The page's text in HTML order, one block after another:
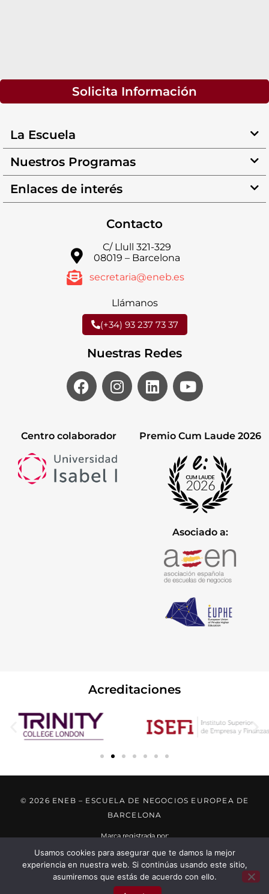
Solicita Información
La Escuela
Nuestros Programas
Enlaces de interés
Contacto
C/ Llull 321-329
08019 – Barcelona
secretaria@eneb.es
Llámanos
(+34) 93 237 73 37
Nuestras Redes
Centro colaborador Premio Cum Laude 2026
Asociado a:
Acreditaciones
© 2026 ENEB – ESCUELA DE NEGOCIOS EUROPEA DE
BARCELONA
Marca registrada por:
X
Habla por WhatsApp
Usamos cookies para asegurar que te damos la mejor
experiencia en nuestra web. Si continúas usando este sitio,
asumiremos que estás de acuerdo con ello.